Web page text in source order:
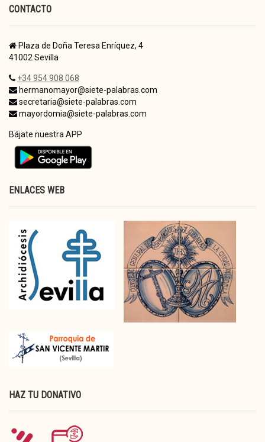
CONTACTO
Plaza de Doña Teresa Enríquez, 4
41002 Sevilla
+34 954 908 068
hermanomayor@siete-palabras.com
secretaria@siete-palabras.com
mayordomia@siete-palabras.com
Bájate nuestra APP
ENLACES WEB
HAZ TU DONATIVO